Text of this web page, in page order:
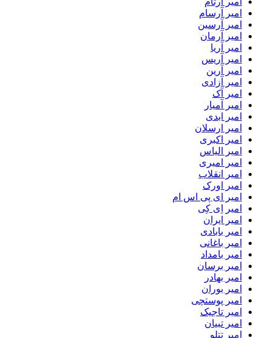
امیر آرسام
امیر آرسین
امیر آرمان
امیر آریا
امیر آریس
امیر آرین
امیر آزادی
امیر آک
امیر آمیار
امیر ابدی
امیر ارسلان
امیر اکبری
امیر الیاس
امیر امیری
امیر انقلاب
امیر اورک
امیر ای پی اس ام
امیر اِی کِی
امیر ایران
امیر بابادی
امیر باغانی
امیر بامداد
امیر برسان
امیر بهادر
امیر بوران
امیر پوستچی
امیر تاجیک
امیر تبیان
امیر تتلو